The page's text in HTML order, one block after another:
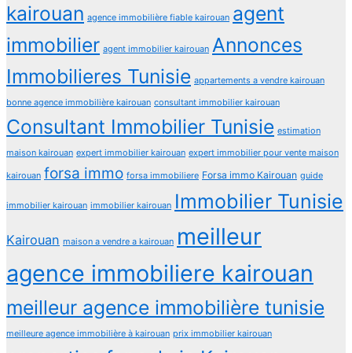
kairouan agence immobilière fiable kairouan agent
immobilier agent immobilier kairouan Annonces
Immobilieres Tunisie appartements a vendre kairouan
bonne agence immobilière kairouan consultant immobilier kairouan
Consultant Immobilier Tunisie estimation
maison kairouan expert immobilier kairouan expert immobilier pour vente maison
kairouan forsa immo forsa immobiliere Forsa immo Kairouan guide
immobilier kairouan immobilier kairouan Immobilier Tunisie
Kairouan maison a vendre a kairouan meilleur
agence immobiliere kairouan
meilleur agence immobilière tunisie
meilleure agence immobilière à kairouan prix immobilier kairouan